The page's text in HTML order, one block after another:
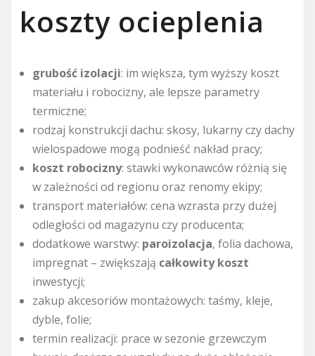
koszty ocieplenia
grubość izolacji: im większa, tym wyższy koszt
materiału i robocizny, ale lepsze parametry
termiczne;
rodzaj konstrukcji dachu: skosy, lukarny czy dachy
wielospadowe mogą podnieść nakład pracy;
koszt robocizny: stawki wykonawców różnią się
w zależności od regionu oraz renomy ekipy;
transport materiałów: cena wzrasta przy dużej
odległości od magazynu czy producenta;
dodatkowe warstwy: paroizolacja, folia dachowa,
impregnat – zwiększają całkowity koszt
inwestycji;
zakup akcesoriów montażowych: taśmy, kleje,
dyble, folie;
termin realizacji: prace w sezonie grzewczym